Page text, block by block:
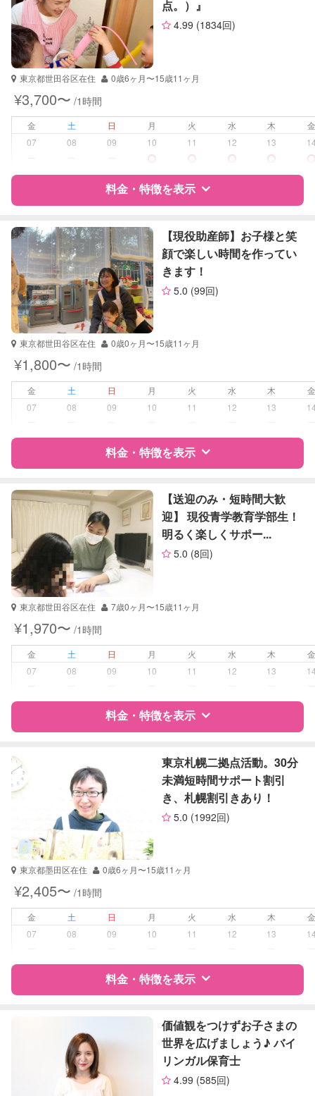
サポートの特徴
資格
企業型割引対象(旧内閣府補助対象)
自治体届出済ベビーシッター
高校受験
大学受験
中学生
高校生
対応科目
国語
算数
理科
社会
英語
TOEIC
TOEFL
英検
点。）』
4.99 (1834回)
東京都世田谷区在住 0歳6ヶ月〜15歳11ヶ月
¥3,700〜 /1時間
金 土 日 月 火 水 木
07
08 09 10 11 12 13
料金・特徴を表示
特徴 料金 レビュー
サポートの特徴
資格
企業型割引対象(旧内閣府補助対象)
自治体届出済ベビーシッター
保育士
幼稚園教諭
受験対策 なし
国語
算数
【現役助産師】お子様と笑
顔で楽しい時間を作ってい
きます！
5.0 (99回)
東京都世田谷区在住 0歳0ヶ月〜15歳11ヶ月
¥1,800〜 /1時間
金 土 日 月 火 水 木
07
08 09 10 11 12 13
料金・特徴を表示
特徴 料金 レビュー
サポートの特徴
資格
企業型割引対象(旧内閣府補助対象)
助産師
受験対策
中学受験
大学受験
中学生
【送迎のみ・短時間大歓
迎】 現役青学教育学部生！
明るく楽しくサポー...
5.0 (8回)
東京都世田谷区在住 7歳0ヶ月〜15歳11ヶ月
¥1,970〜 /1時間
金 土 日 月 火 水 木
07
08 09 10 11 12 13
料金・特徴を表示
サポートの特徴
受験対策 なし
学校/塾の補習・宿題
中学生
算数
理科
社会
東京札幌二拠点活動。30分
未満短時間サポート割引
き、札幌割引きあり！
5.0 (1992回)
東京都墨田区在住 0歳6ヶ月〜15歳11ヶ月
¥2,405〜 /1時間
金 土 日 月 火 水 木
07
08 09 10 11 12 13
料金・特徴を表示
レビュー
サポートの特徴
価値観をつけずお子さまの
世界を広げましょう♪ バイ
リンガル保育士
4.99 (585回)